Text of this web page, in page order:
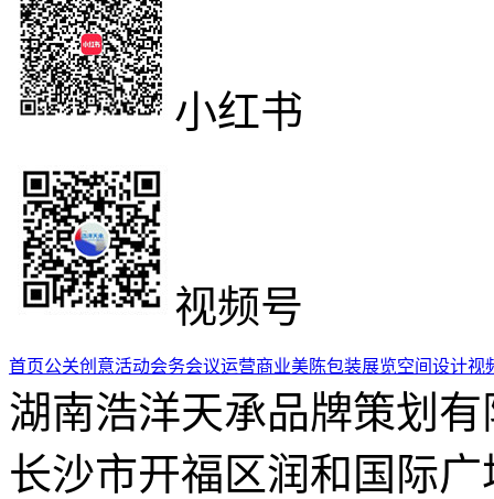
小红书
视频号
首页公关创意活动会务会议运营商业美陈包装展览空间设计视
湖南浩洋天承品牌策划
长沙市开福区润和国际广